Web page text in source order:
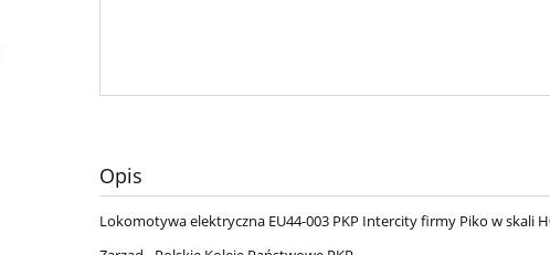
Opis
Lokomotywa elektryczna EU44-003 PKP Intercity firmy Piko w skali